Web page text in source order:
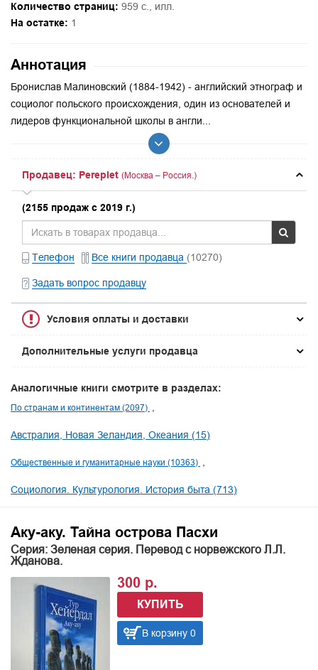
Количество страниц: 959 с., илл.
На остатке: 1
Аннотация
Бронислав Малиновский (1884-1942) - английский этнограф и
социолог польского происхождения, один из основателей и
лидеров функциональной школы в англи...
Продавец: Pereplet (Москва – Россия.)
(2155 продаж с 2019 г.)
Телефон Все книги продавца (10270)
Задать вопрос продавцу
Условия оплаты и доставки
Дополнительные услуги продавца
Аналогичные книги смотрите в разделах:
По странам и континентам (2097)
Австралия, Новая Зеландия, Океания (15)
Общественные и гуманитарные науки (10363)
Социология. Культурология. История быта (713)
Аку-аку. Тайна острова Пасхи
Серия: Зеленая серия. Перевод с норвежского Л.Л.
Жданова.
300 р.
КУПИТЬ
В корзину 0